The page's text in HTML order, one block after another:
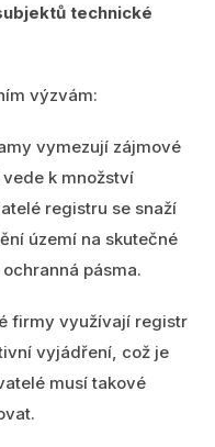
technické
výzvám:
vymezují zájmové
k množství
registru se snaží
území na skutečné
pásma.
firmy využívají registr
vyjádření, což je
musí takové